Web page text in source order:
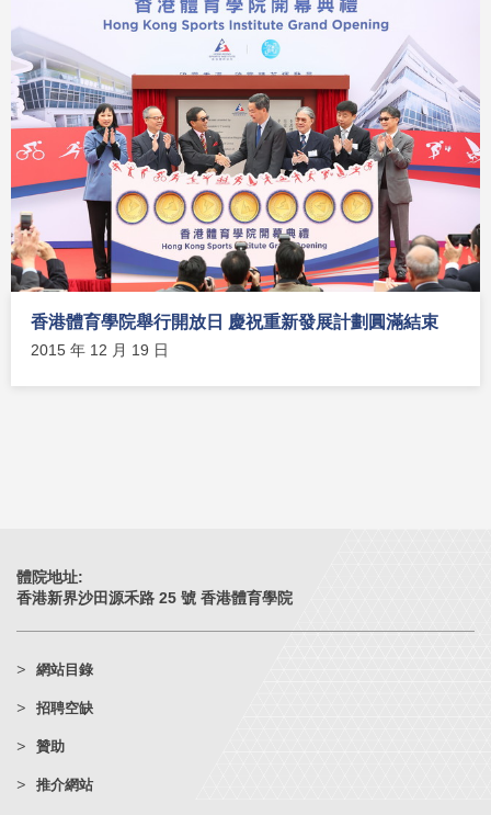
香港體育學院舉行開放日 慶祝重新發展計劃圓滿結束
2015 年 12 月 19 日
體院地址:
香港新界沙田源禾路 25 號 香港體育學院
網站目錄
招聘空缺
贊助
推介網站